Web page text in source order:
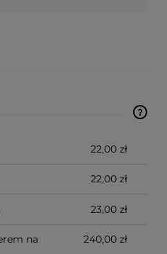
wymiary produktu,
22,00 zł
22,00 zł
23,00 zł
na
240,00 zł